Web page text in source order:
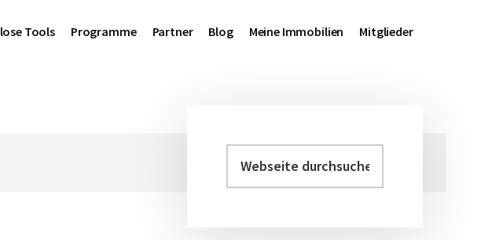
Tools Programme Partner Blog Meine Immobilien
Mitglieder
Haupt-
durchsuchen